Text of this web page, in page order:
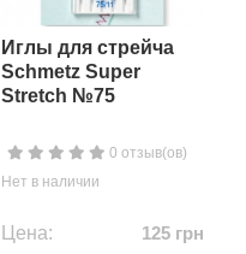
Иглы для стрейча
Schmetz Super
Stretch №75
0 отзыв(ов)
Нет в наличии
Цена: 125 грн